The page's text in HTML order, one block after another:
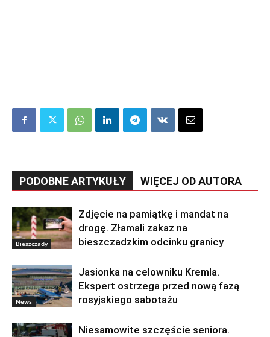
PODOBNE ARTYKUŁY WIĘCEJ OD AUTORA
Bieszczady
Zdjęcie na pamiątkę i mandat na
drogę. Złamali zakaz na
bieszczadzkim odcinku granicy
News
Jasionka na celowniku Kremla.
Ekspert ostrzega przed nową fazą
rosyjskiego sabotażu
Niesamowite szczęście seniora.